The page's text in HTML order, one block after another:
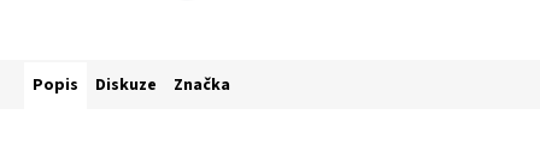
Popis Diskuze Značka